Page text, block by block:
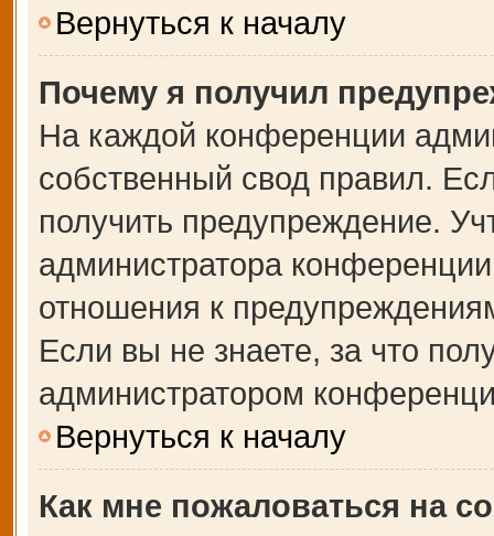
Вернуться к началу
Почему я получил
На каждой конференции
собственный свод правил.
получить предупреждение.
администратора
отношения к
Если вы не знаете, за что
администратором
Вернуться к началу
Как мне пожаловаться на